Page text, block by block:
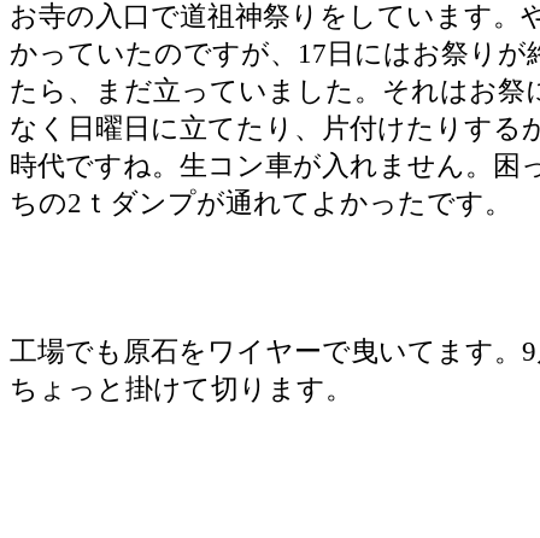
お寺の入口で道祖神祭りをしています。
かっていたのですが、17日にはお祭りが
たら、まだ立っていました。それはお祭
なく日曜日に立てたり、片付けたりする
時代ですね。生コン車が入れません。困
ちの2ｔダンプが通れてよかったです。
工場でも原石をワイヤーで曳いてます。
ちょっと掛けて切ります。